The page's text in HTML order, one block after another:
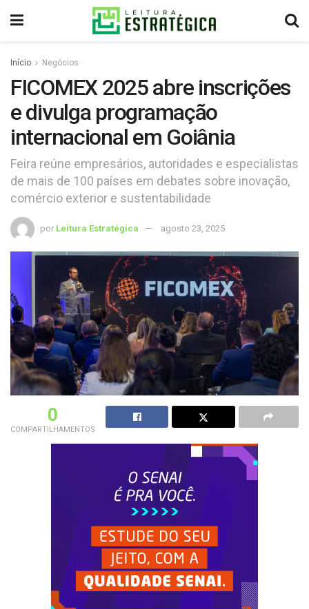
Início Negócios
FICOMEX 2025 abre inscrições
e divulga programação
internacional em Goiânia
Feira reúne empresários, autoridades e especialistas
de mais de 100 países em debates sobre inovação,
comércio exterior e sustentabilidade
por Leitura Estratégica agosto 23, 2025
0
COMPARTILHAMENTOS